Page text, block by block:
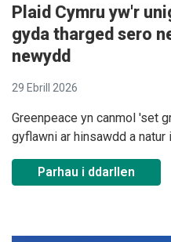
Plaid Cymru yw'r
gyda tharged sero
newydd
29 Ebrill 2026
Greenpeace yn canmol 'set
gyflawni ar hinsawdd a natur
Parhau i ddarllen